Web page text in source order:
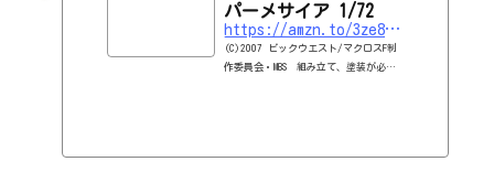
パーメサイア 1/72
https://amzn.to/3ze8VYX
(C)2007 ビックウエスト/マクロスF制
作委員会・MBS 組み立て、塗装が必要